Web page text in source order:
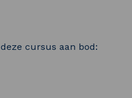
cursus aan bod: